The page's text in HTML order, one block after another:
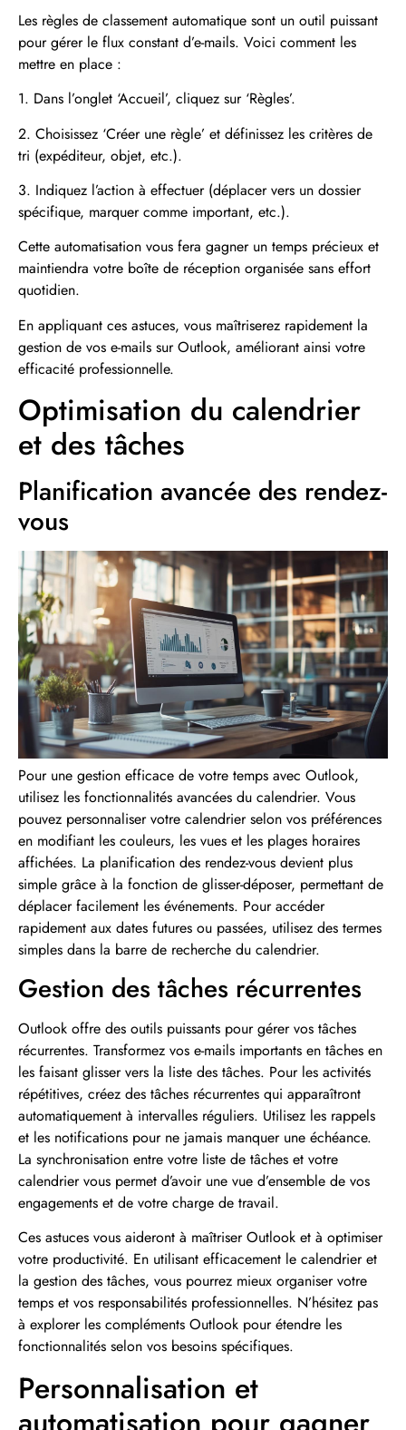
Les règles de classement automatique sont un outil puissant
pour gérer le flux constant d’e-mails. Voici comment les
mettre en place :
1. Dans l’onglet ‘Accueil’, cliquez sur ‘Règles’.
2. Choisissez ‘Créer une règle’ et définissez les critères de
tri (expéditeur, objet, etc.).
3. Indiquez l’action à effectuer (déplacer vers un dossier
spécifique, marquer comme important, etc.).
Cette automatisation vous fera gagner un temps précieux et
maintiendra votre boîte de réception organisée sans effort
quotidien.
En appliquant ces astuces, vous maîtriserez rapidement la
gestion de vos e-mails sur Outlook, améliorant ainsi votre
efficacité professionnelle.
Optimisation du calendrier
et des tâches
Planification avancée des rendez-
vous
Pour une gestion efficace de votre temps avec Outlook,
utilisez les fonctionnalités avancées du calendrier. Vous
pouvez personnaliser votre calendrier selon vos préférences
en modifiant les couleurs, les vues et les plages horaires
affichées. La planification des rendez-vous devient plus
simple grâce à la fonction de glisser-déposer, permettant de
déplacer facilement les événements. Pour accéder
rapidement aux dates futures ou passées, utilisez des termes
simples dans la barre de recherche du calendrier.
Gestion des tâches récurrentes
Outlook offre des outils puissants pour gérer vos tâches
récurrentes. Transformez vos e-mails importants en tâches en
les faisant glisser vers la liste des tâches. Pour les activités
répétitives, créez des tâches récurrentes qui apparaîtront
automatiquement à intervalles réguliers. Utilisez les rappels
et les notifications pour ne jamais manquer une échéance.
La synchronisation entre votre liste de tâches et votre
calendrier vous permet d’avoir une vue d’ensemble de vos
engagements et de votre charge de travail.
Ces astuces vous aideront à maîtriser Outlook et à optimiser
votre productivité. En utilisant efficacement le calendrier et
la gestion des tâches, vous pourrez mieux organiser votre
temps et vos responsabilités professionnelles. N’hésitez pas
à explorer les compléments Outlook pour étendre les
fonctionnalités selon vos besoins spécifiques.
Personnalisation et